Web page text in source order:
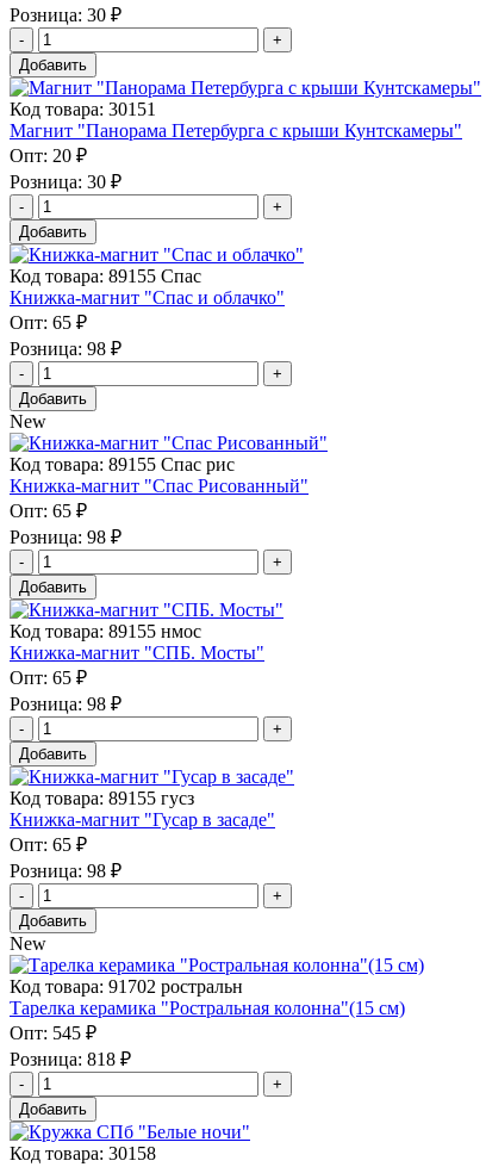
Розница: 30 ₽
Добавить
Код товара: 30151
Магнит "Панорама Петербурга с крыши Кунтскамеры"
Опт: 20 ₽
Розница: 30 ₽
Добавить
Код товара: 89155 Спас
Книжка-магнит "Спас и облачко"
Опт: 65 ₽
Розница: 98 ₽
Добавить
New
Код товара: 89155 Спас рис
Книжка-магнит "Спас Рисованный"
Опт: 65 ₽
Розница: 98 ₽
Добавить
Код товара: 89155 нмос
Книжка-магнит "СПБ. Мосты"
Опт: 65 ₽
Розница: 98 ₽
Добавить
Код товара: 89155 гусз
Книжка-магнит "Гусар в засаде"
Опт: 65 ₽
Розница: 98 ₽
Добавить
New
Код товара: 91702 ростральн
Тарелка керамика "Ростральная колонна"(15 см)
Опт: 545 ₽
Розница: 818 ₽
Добавить
Код товара: 30158